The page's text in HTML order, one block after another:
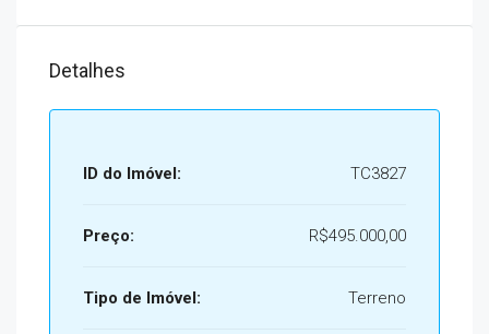
Detalhes
ID do Imóvel: TC3827
Preço: R$495.000,00
Tipo de Imóvel: Terreno